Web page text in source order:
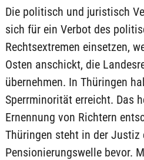
Die politisch und juristisch
sich für ein Verbot des
Rechtsextremen einsetzen,
Osten anschickt, die
übernehmen. In Thüringen
Sperrminorität erreicht. Das
Ernennung von Richtern
Thüringen steht in der Justiz
Pensionierungswelle bevor.